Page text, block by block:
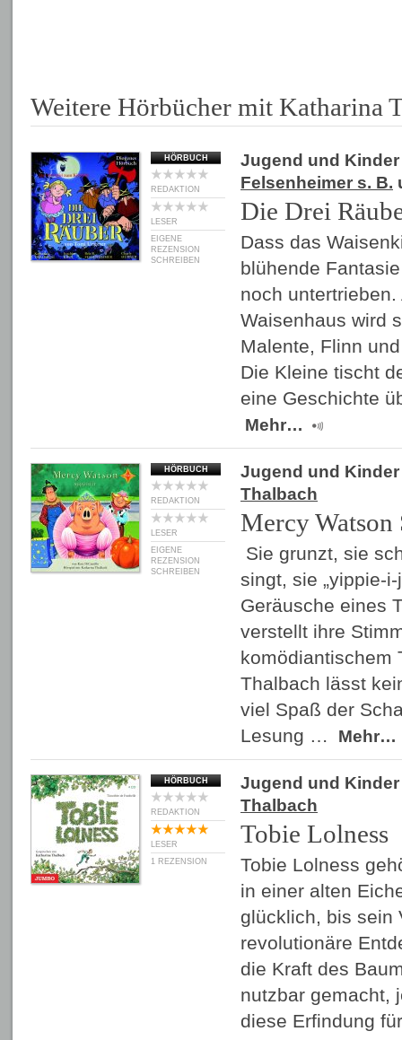
Weitere Hörbücher mit Katharina
HÖRBUCH
REDAKTION
LESER
EIGENE
REZENSION
SCHREIBEN
Jugend und Kinder
Felsenheimer s. B.
Die Drei
Dass das
blühende
noch
Waisenhaus wird
Malente, Flinn
Die Kleine tischt
eine Geschichte
Mehr…
HÖRBUCH
REDAKTION
LESER
EIGENE
REZENSION
SCHREIBEN
Jugend und Kinder
Thalbach
Mercy Watson
Sie grunzt, sie
singt, sie „yippie-
Geräusche eines
verstellt ihre
komödiantischem
Thalbach lässt
viel Spaß der
Lesung …
Mehr…
HÖRBUCH
REDAKTION
LESER
1 REZENSION
Jugend und Kinder
Thalbach
Tobie Lolness
Tobie Lolness
in einer alten
glücklich, bis sein
revolutionäre
die Kraft des
nutzbar gemacht,
diese Erfindung